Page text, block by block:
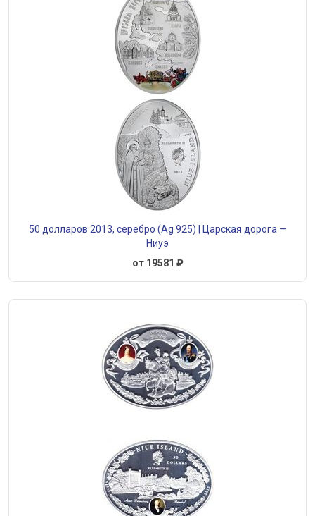
50 долларов 2013, серебро (Ag 925) | Царская дорога —
Ниуэ
от 19581 ₽